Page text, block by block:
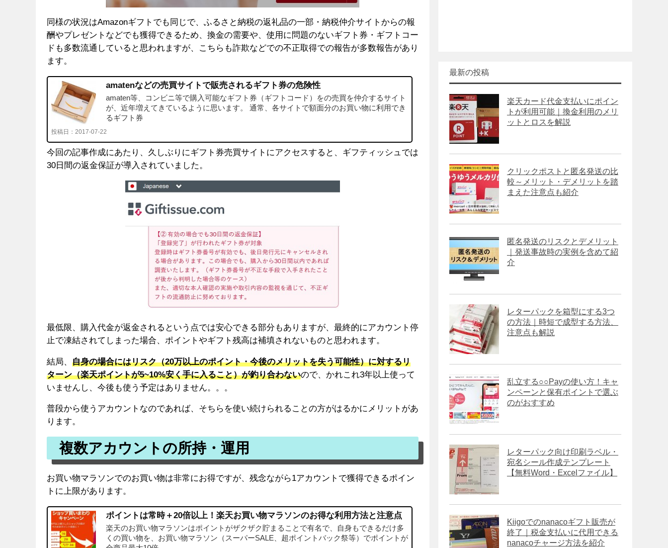
同様の状況はAmazonギフトでも同じで、ふるさと納税の返礼品の一部・納税仲介サイトからの報
酬やプレゼントなどでも獲得できるため、換金の需要や、使用に問題のないギフト券・ギフトコー
ドも多数流通していると思われますが、こちらも詐欺などでの不正取得での報告が多数報告があり
ます。
amatenなどの売買サイトで販売されるギフト券の危険性
amaten等、コンビニ等で購入可能なギフト券（ギフトコード）をの売買を仲介するサイト
が、近年増えてきているように思います。 通常、各サイトで額面分のお買い物に利用でき
るギフト券
投稿日： 2017-07-22
今回の記事作成にあたり、久しぶりにギフト券売買サイトにアクセスすると、ギフティッシュでは
30日間の返金保証が導入されていました。
最低限、購入代金が返金されるという点では安心できる部分もありますが、最終的にアカウント停
止で凍結されてしまった場合、ポイントやギフト残高は補填されないものと思われます。
結局、 自身の場合にはリスク（20万以上のポイント・今後のメリットを失う可能性）に対するリ
ターン（楽天ポイントが5~10%安く手に入ること）が釣り合わないので、かれこれ3年以上使って
いませんし、今後も使う予定はありません。。。
普段から使うアカウントなのであれば、そちらを使い続けられることの方がはるかにメリットがあ
ります。
複数アカウントの所持・運用
お買い物マラソンでのお買い物は非常にお得ですが、残念ながら1アカウントで獲得できるポイン
トに上限があります。
ポイントは常時＋20倍以上！楽天お買い物マラソンのお得な利用方法と注意点
楽天のお買い物マラソンはポイントがザクザク貯まることで有名で、自身もできるだけ多
くの買い物を、お買い物マラソン（スーパーSALE、超ポイントバック祭等）でポイントが
最新の投稿
楽天カード代金支払いにポイン
トが利用可能｜換金利用のメリ
ットとロスを解説
クリックポストと匿名発送の比
較～メリット・デメリットを踏
まえた注意点も紹介
匿名発送のリスクとデメリット
｜発送事故時の実例を含めて紹
介
レターパックを箱型にする3つ
の方法｜時短で成型する方法、
注意点も解説
乱立する○○Payの使い方！キャ
ンペーンと保有ポイントで選ぶ
のがおすすめ
レターパック向け印刷ラベル・
宛名シール作成テンプレート
【無料Word・Excelファイル】
Kiigoでのnanacoギフト販売が
終了｜税金支払いに代用できる
nanacoチャージ方法を紹介